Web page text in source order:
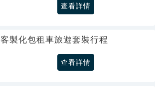
查看詳情
客製化包租車旅遊套裝行程
查看詳情